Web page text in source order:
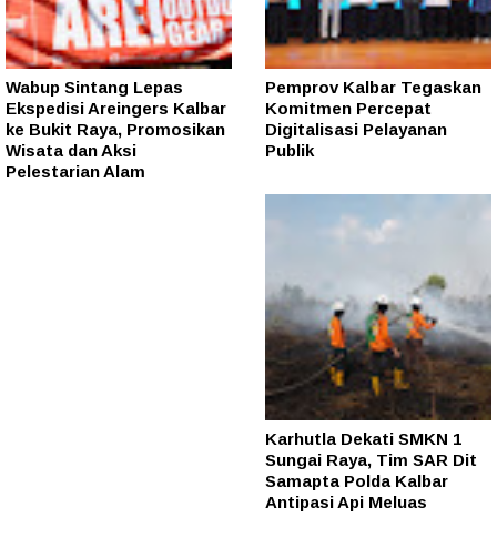
Wabup Sintang Lepas
Ekspedisi Areingers Kalbar
ke Bukit Raya, Promosikan
Wisata dan Aksi
Pelestarian Alam
Pemprov Kalbar Tegaskan
Komitmen Percepat
Digitalisasi Pelayanan
Publik
Karhutla Dekati SMKN 1
Sungai Raya, Tim SAR Dit
Samapta Polda Kalbar
Antipasi Api Meluas